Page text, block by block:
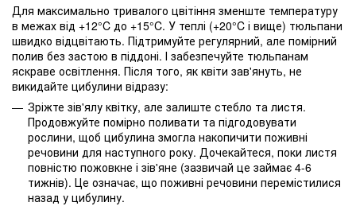
Для максимально тривалого цвітіння зменште температуру
в межах від +12°C до +15°C. У теплі (+20°C і вище) тюльпани
швидко відцвітають. Підтримуйте регулярний, але помірний
полив без застою в піддоні. І забезпечуйте тюльпанам
яскраве освітлення. Після того, як квіти зав'януть, не
викидайте цибулини відразу:
Зріжте зів'ялу квітку, але залиште стебло та листя.
Продовжуйте помірно поливати та підгодовувати
рослини, щоб цибулина змогла накопичити поживні
речовини для наступного року. Дочекайтеся, поки листя
повністю пожовкне і зів'яне (зазвичай це займає 4-6
тижнів). Це означає, що поживні речовини перемістилися
назад у цибулину.